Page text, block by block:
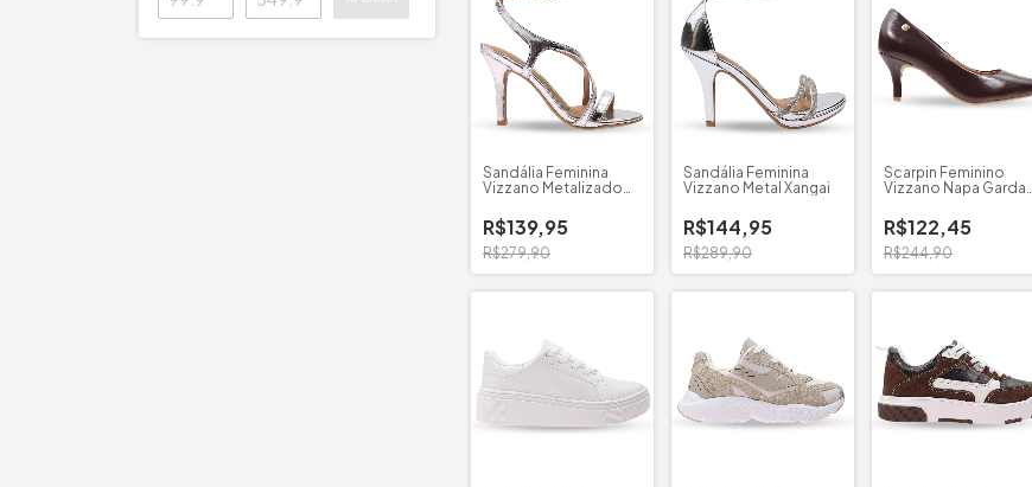
Sandália Feminina
Vizzano Metalizado
R$139,95
R$279,90
Sandália Feminina
Vizzano Metal Xangai
R$144,95
R$289,90
Scarpin Feminino
Vizzano Napa Garda
R$122,45
R$244,90